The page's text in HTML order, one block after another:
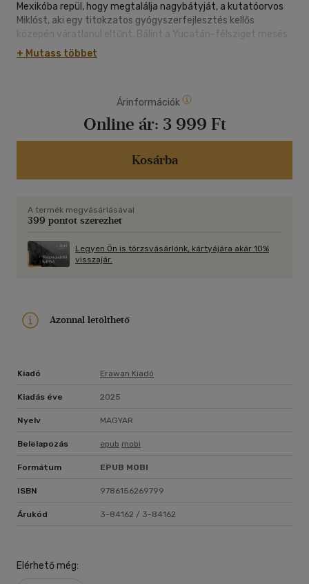
Mexikóba repül, hogy megtalálja nagybátyját, a kutatóorvos
Miklóst, aki egy titokzatos gyógyszerfejlesztés kellős
közepén váratlanul eltűnt. Bálint a Yucatán-félsziget mesés
tájain kutat utána, és hamarosan csatlakozik hozzá Garai
Hanna, egy magyar idegenvezető, aki tökéletes
a kutatót nem csak ők keresik - és a múltban elrejtett titkok
sokkal nagyobb jelentőséggel bírnak, mint hitték. Maja romok,
rejtett üzenetek, izgalmas felfedezések és egy különös,
mindent megváltoztató igazság vár rájuk.
+ Mutass többet
Árinformációk
Online ár: 3 999 Ft
Kosárba
A termék megvásárlásával
399 pontot szerezhet
Legyen Ön is törzsvásárlónk, kártyájára akár 10%
visszajár.
Azonnal letölthető
Kiadó Erawan Kiadó
Kiadás éve 2025
Nyelv MAGYAR
Belelapozás epub mobi
Formátum EPUB MOBI
ISBN 9786156269799
Árukód 3-84162 / 3-84162
Elérhető még: